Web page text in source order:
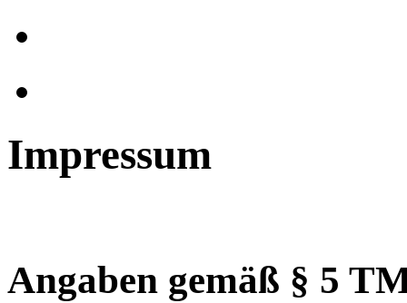
Impressum
Angaben gemäß § 5